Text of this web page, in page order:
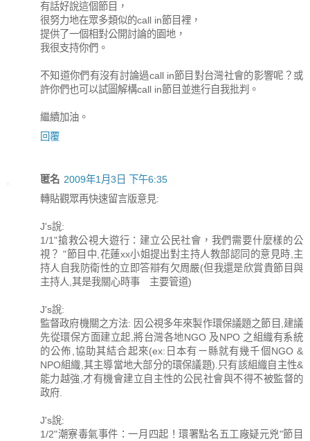
有話好說這個節目，
很努力地在眾多類似的call in節目裡，
提供了一個相對公開討論的園地，
我很支持你們。
不知道你們有沒有討論過call in節目對台灣社會的影響呢？或
許你們也可以試圖解構call in節目並進行自我批判。
繼續加油。
回覆
匿名 2009年1月3日 下午6:35
轉貼觀眾再快速留言版意見:
J's說:
1/1"搶救公視大遊行：建立公民社會，我們需要什麼樣的公
視？ "節目中,花蓮xx小姐提出對主持人教部認同的意見時,主
持人自我防衛性的立即答辯有欠周嚴(但我還是欣賞貴節目與
主持人,其是我關心時事 主要管道)
J's說:
監督政府機關之方法: 因公視多年來製作環保議題之節目,建議
先從環保方面建立起,將台灣各地NGO 及NPO 之組織有系統
的公佈,協助其結合起來(ex:日本有ㄧ縣就有幾千個NGO &
NPO組織,其主導當地大部分的環保議題).只有該組織自主性&
能力越強,才有機會建立自主性的公民社會與不得不被監督的
政府.
J's說:
1/2"潮寮毒氣事件：一月四起！環署點名五工廠疑元兇"節目